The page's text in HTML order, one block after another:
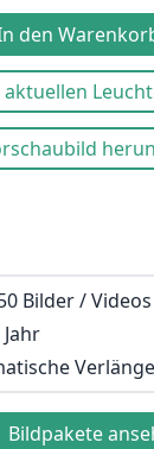
den
Bilder / Videos
Bildpakete